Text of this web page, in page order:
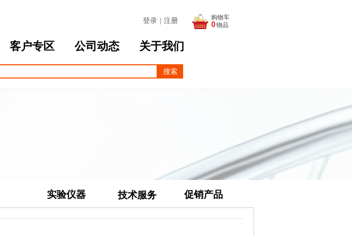
实验仪器 技术服务 促销产品
客户专区 公司动态 关于我们
搜索
购物车
0物品
登录 注册